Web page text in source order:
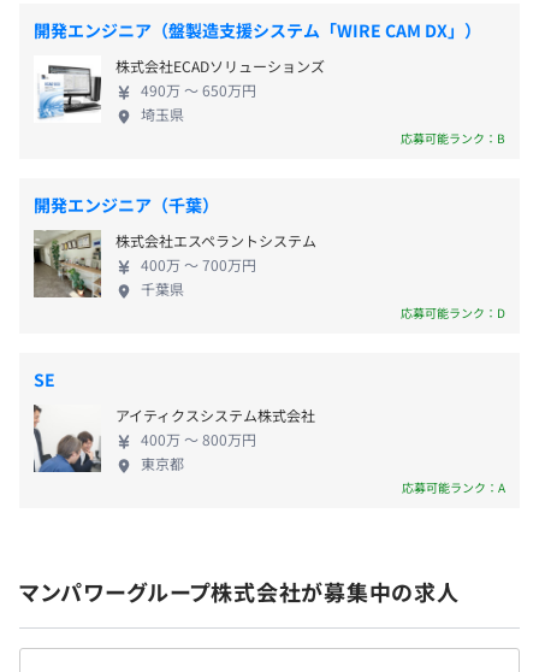
・完全週休2日制（原則土日※ただし土・日出社の場合は
平日に振替休日取得）
・祝祭日
・産前／産後休暇
・育児休業、子の看護休暇
・介護休業
・積立休暇制度
交通費支給（当社規定により）
※年間を通じて活躍したエンジニアを表彰する報酬制度
社では、「エンジニア一人ひとりに寄り添ったキャ
リア支援」という考え方を軸にしています。 アサイ
ン先は、現役エンジニア・元エンジニアである上長
と「どんなスキルを身に着けたいか」「数年後、ど
んなエンジニアになっていたいか」などをすり合わ
レンド技術を活用したプロジェクトに参加したい」
「上流工程にチャレンジしたい」「マネジメントに
携われる経験を積みたい」など、ぜひ、あなたの希
望をお聞かせください。「マネジメントではなく現
場で活躍し続けたい」といったキャリアの実現も可
制度など、エンジニアのスキルアップ・キャリアア
ップの実現を図る制度で、成長を支援していきます。
一緒にベストなキャリアを見つけませんか。 ※プロ
ジェクトの間に待機期間が発生する場合でも、給与
開発エンジニア（盤製造支援システム「WIRE CAM DX」）
株式会社ECADソリューションズ
490万 〜 650万円
埼玉県
応募可能ランク：B
開発エンジニア（千葉）
株式会社エスペラントシステム
400万 〜 700万円
千葉県
応募可能ランク：D
SE
アイティクスシステム株式会社
400万 〜 800万円
東京都
応募可能ランク：A
マンパワーグループ株式会社が募集中の求人